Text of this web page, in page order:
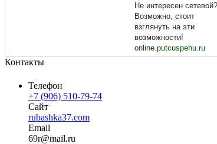
Не интересен сетевой?
Возможно, стоит
взглянуть на эти
возможности!
online.putcuspehu.ru
Контакты
Телефон
+7 (906) 510-79-74
Сайт
rubashka37.com
Email
69r@mail.ru